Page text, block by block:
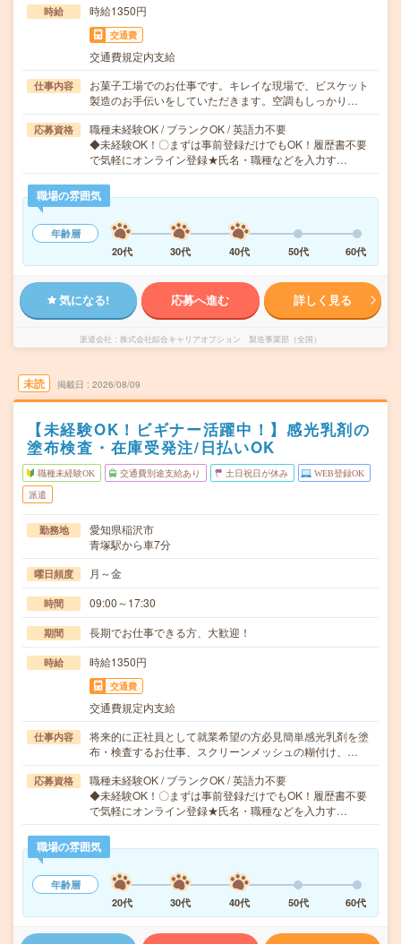
時給 時給1350円
交通費
交通費規定内支給
仕事内容
お菓子工場でのお仕事です。キレイな現場で、ビスケット
製造のお手伝いをしていただきます。空調もしっかり…
応募資格
職種未経験OK / ブランクOK / 英語力不要
◆未経験OK！〇まずは事前登録だけでもOK！履歴書不要
で気軽にオンライン登録★氏名・職種などを入力す…
職場の雰囲気
年齢層
20代
30代 40代 50代 60代
気になる! 応募へ進む 詳しく見る
派遣会社 株式会社綜合キャリアオプション 製造事業部（全国）
未読 掲載日 2026/08/09
【未経験OK！ビギナー活躍中！】感光乳剤の
塗布検査・在庫受発注/日払いOK
職種未経験OK 交通費別途支給あり 土日祝日が休み WEB登録OK
派遣
勤務地
愛知県稲沢市
青塚駅から車7分
曜日頻度 月～金
時間 09:00～17:30
期間 長期でお仕事できる方、大歓迎！
時給 時給1350円
交通費
交通費規定内支給
仕事内容
将来的に正社員として就業希望の方必見簡単感光乳剤を塗
布・検査するお仕事、スクリーンメッシュの糊付け、…
応募資格
職種未経験OK / ブランクOK / 英語力不要
◆未経験OK！〇まずは事前登録だけでもOK！履歴書不要
で気軽にオンライン登録★氏名・職種などを入力す…
職場の雰囲気
年齢層
20代
30代 40代 50代 60代